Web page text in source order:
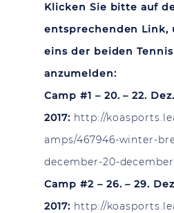
Klicken Sie bitte auf
entsprechenden Link,
eins der beiden
anzumelden:
Camp #1 – 20. – 22. Dez.
2017: http://
amps/467946-winter-
december-20-
Camp #2 – 26. – 29.
2017: http://